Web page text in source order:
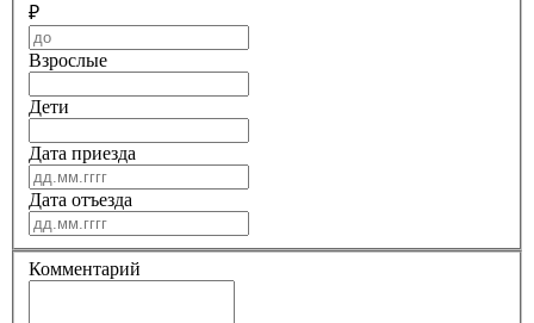
₽
Взрослые
Дети
Дата приезда
Дата отъезда
Комментарий